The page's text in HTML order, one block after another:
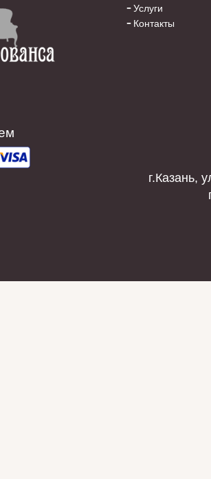
Услуги
Контакты
г.Казань,